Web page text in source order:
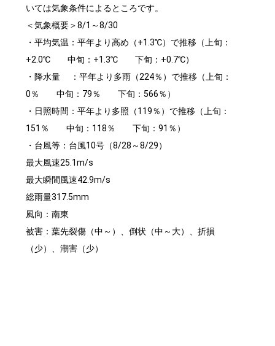
いては気象条件によるところです。
＜気象概要＞8/1～8/30
・平均気温：平年より高め（+1.3℃）で推移（上旬：
+2.0℃ 中旬：+1.3℃ 下旬：+0.7℃）
・降水量 ：平年より多雨（224％）で推移（上旬：
0％ 中旬：79％ 下旬：566％）
・日照時間：平年より多照（119％）で推移（上旬：
151％ 中旬：118％ 下旬：91％）
・台風等：台風10号（8/28～8/29）
最大風速25.1m/s
最大瞬間風速42.9m/s
総雨量317.5mm
風向：南東
被害：葉先裂傷（中～）、倒状（中～大）、折損
（少）、潮害（少）